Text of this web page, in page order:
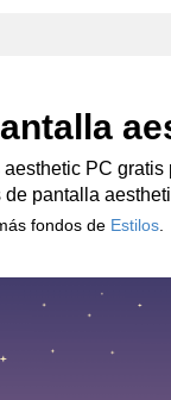
aesthetic PC gratis
pantalla
fondos de Estilos